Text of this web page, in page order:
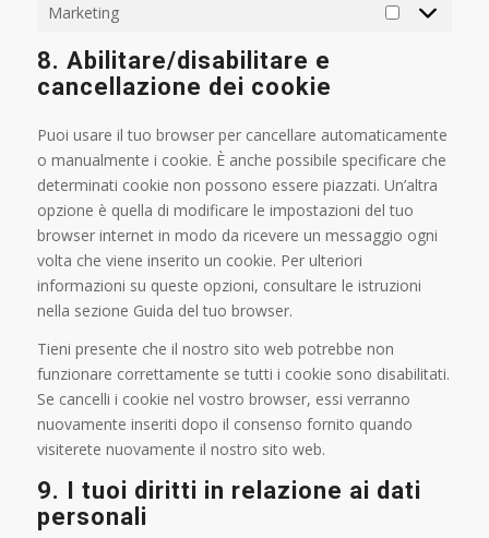
Marketing
Marketing
8. Abilitare/disabilitare e
cancellazione dei cookie
Puoi usare il tuo browser per cancellare automaticamente
o manualmente i cookie. È anche possibile specificare che
determinati cookie non possono essere piazzati. Un’altra
opzione è quella di modificare le impostazioni del tuo
browser internet in modo da ricevere un messaggio ogni
volta che viene inserito un cookie. Per ulteriori
informazioni su queste opzioni, consultare le istruzioni
nella sezione Guida del tuo browser.
Tieni presente che il nostro sito web potrebbe non
funzionare correttamente se tutti i cookie sono disabilitati.
Se cancelli i cookie nel vostro browser, essi verranno
nuovamente inseriti dopo il consenso fornito quando
visiterete nuovamente il nostro sito web.
9. I tuoi diritti in relazione ai dati
personali